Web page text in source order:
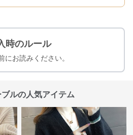
時のルール
にお読みください。
ルの人気アイテム